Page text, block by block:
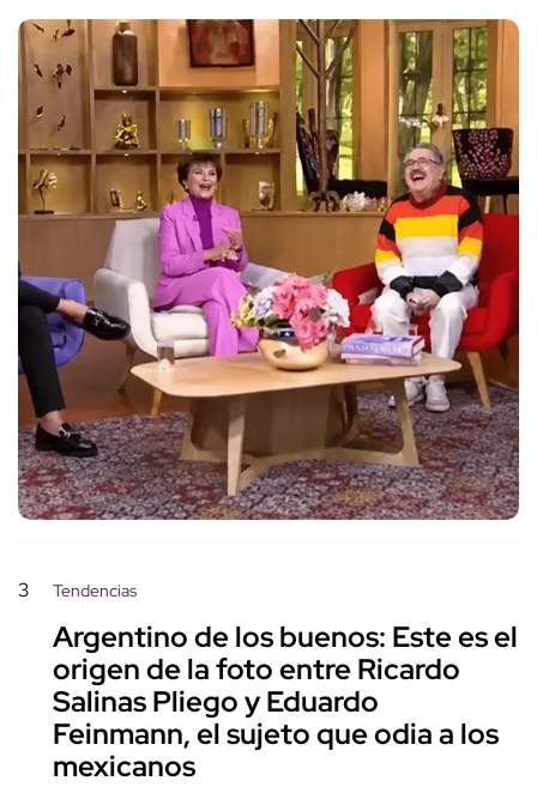
3 Tendencias
Argentino de los buenos: Este es el
origen de la foto entre Ricardo
Salinas Pliego y Eduardo
Feinmann, el sujeto que odia a los
mexicanos